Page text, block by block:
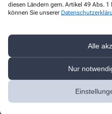
diesen Ländern gem. Artikel 49 Abs. 1
können Sie unserer
Alle
Nur
Rosenstraße 19,96250